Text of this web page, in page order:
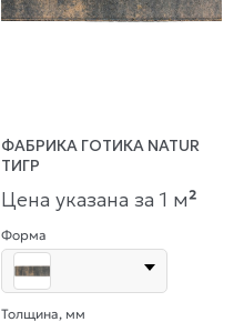
ФАБРИКА ГОТИКА NATUR
ТИГР
Цена указана за 1 м²
Форма
Толщина, мм